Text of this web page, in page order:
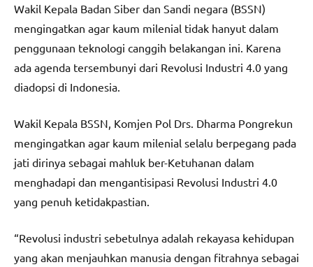
Wakil Kepala Badan Siber dan Sandi negara (BSSN)
mengingatkan agar kaum milenial tidak hanyut dalam
penggunaan teknologi canggih belakangan ini. Karena
ada agenda tersembunyi dari Revolusi Industri 4.0 yang
diadopsi di Indonesia.
Wakil Kepala BSSN, Komjen Pol Drs. Dharma Pongrekun
mengingatkan agar kaum milenial selalu berpegang pada
jati dirinya sebagai mahluk ber-Ketuhanan dalam
menghadapi dan mengantisipasi Revolusi Industri 4.0
yang penuh ketidakpastian.
“Revolusi industri sebetulnya adalah rekayasa kehidupan
yang akan menjauhkan manusia dengan fitrahnya sebagai